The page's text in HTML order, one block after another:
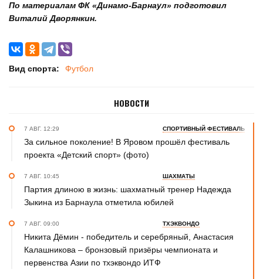
По материалам ФК «Динамо-Барнаул» подготовил
Виталий Дворянкин.
Вид спорта: Футбол
НОВОСТИ
7 АВГ. 12:29 СПОРТИВНЫЙ ФЕСТИВАЛЬ
За сильное поколение! В Яровом прошёл фестиваль
проекта «Детский спорт» (фото)
7 АВГ. 10:45 ШАХМАТЫ
Партия длиною в жизнь: шахматный тренер Надежда
Зыкина из Барнаула отметила юбилей
7 АВГ. 09:00 ТХЭКВОНДО
Никита Дёмин - победитель и серебряный, Анастасия
Калашникова – бронзовый призёры чемпионата и
первенства Азии по тхэквондо ИТФ